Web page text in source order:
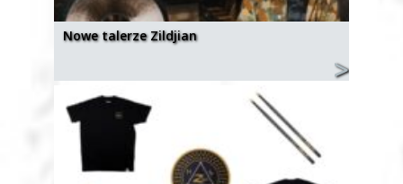
Nowe talerze Zildjian